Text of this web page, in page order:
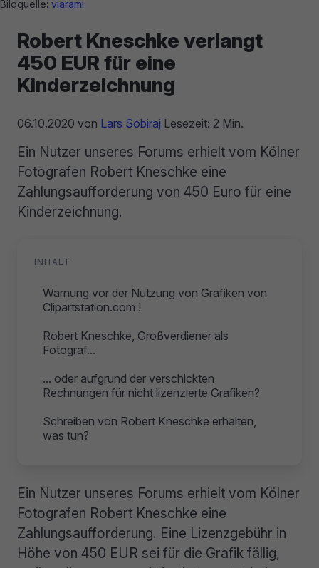
Bildquelle: viarami
Robert Kneschke verlangt
450 EUR für eine
Kinderzeichnung
06.10.2020 von Lars Sobiraj Lesezeit: 2 Min.
Ein Nutzer unseres Forums erhielt vom Kölner
Fotografen Robert Kneschke eine
Zahlungsaufforderung von 450 Euro für eine
Kinderzeichnung.
INHALT
Warnung vor der Nutzung von Grafiken von
Clipartstation.com !
Robert Kneschke, Großverdiener als
Fotograf...
... oder aufgrund der verschickten
Rechnungen für nicht lizenzierte Grafiken?
Schreiben von Robert Kneschke erhalten,
was tun?
Ein Nutzer unseres Forums erhielt vom Kölner
Fotografen Robert Kneschke eine
Zahlungsaufforderung. Eine Lizenzgebühr in
Höhe von 450 EUR sei für die Grafik fällig,